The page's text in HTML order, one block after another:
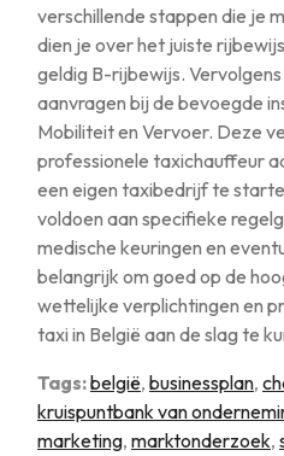
verschillende stappen die je
dien je over het juiste
geldig B-rijbewijs.
aanvragen bij de bevoegde
Mobiliteit en Vervoer. Deze
professionele taxichauffeur
een eigen taxibedrijf te
voldoen aan specifieke
medische keuringen en
belangrijk om goed op de
wettelijke verplichtingen en
taxi in België aan de slag te
Tags:belgië, businessplan,
kruispuntbank van
marketing, marktonderzoek,